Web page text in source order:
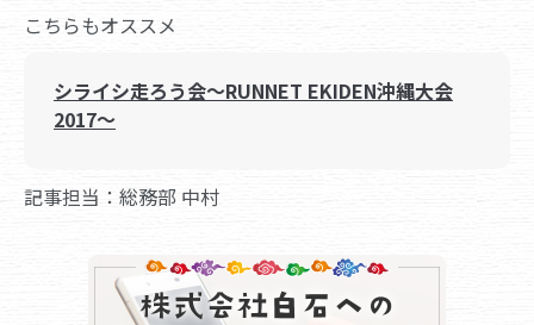
こちらもオススメ
シライシ走ろう会～RUNNET EKIDEN沖縄大会
2017～
記事担当：総務部 中村